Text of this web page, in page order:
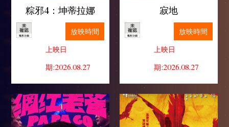
粽邪4：坤蒂拉娜
放映時間
上映日
期:2026.08.27
寂地
放映時間
上映日
期:2026.08.27